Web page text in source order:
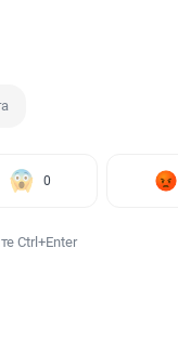
0
Ctrl+Enter